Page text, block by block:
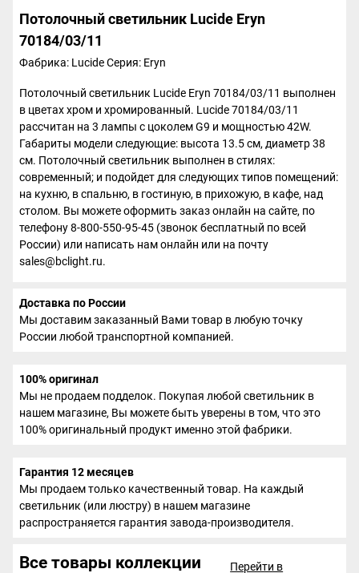
Потолочный светильник Lucide Eryn
70184/03/11
Фабрика: LucideСерия: Eryn
Потолочный светильник Lucide Eryn 70184/03/11 выполнен
в цветах хром и хромированный. Lucide 70184/03/11
рассчитан на 3 лампы с цоколем G9 и мощностью 42W.
Габариты модели следующие: высота 13.5 см, диаметр 38
см. Потолочный светильник выполнен в стилях:
современный; и подойдет для следующих типов помещений:
на кухню, в спальню, в гостиную, в прихожую, в кафе, над
столом. Вы можете оформить заказ онлайн на сайте, по
телефону 8-800-550-95-45 (звонок бесплатный по всей
России) или написать нам онлайн или на почту
sales@bclight.ru.
Доставка по России
Мы доставим заказанный Вами товар в любую точку
России любой транспортной компанией.
100% оригинал
Мы не продаем подделок. Покупая любой светильник в
нашем магазине, Вы можете быть уверены в том, что это
100% оригинальный продукт именно этой фабрики.
Гарантия 12 месяцев
Мы продаем только качественный товар. На каждый
светильник (или люстру) в нашем магазине
распространяется гарантия завода-производителя.
Все товары коллекции Перейти в